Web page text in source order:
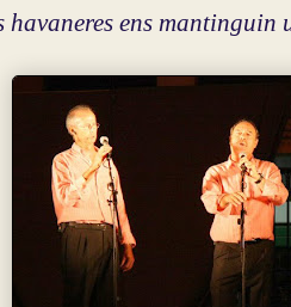
havaneres ens mantinguin